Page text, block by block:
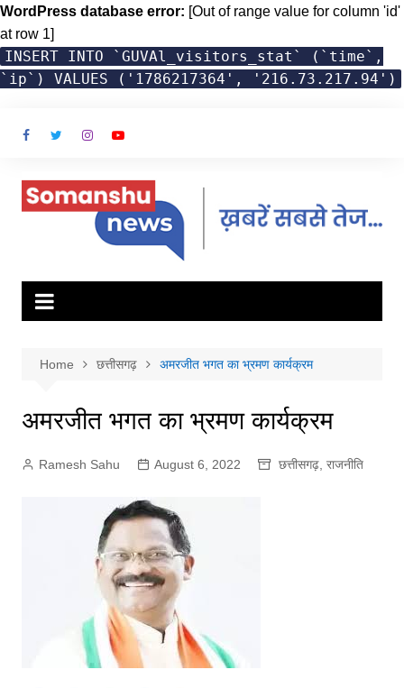
WordPress database error: [Out of range value for column 'id'
at row 1]
INSERT INTO `GUVAl_visitors_stat` (`time`,
`ip`) VALUES ('1786217364', '216.73.217.94')
Home छत्तीसगढ़ अमरजीत भगत का भ्रमण कार्यक्रम
अमरजीत भगत का भ्रमण कार्यक्रम
Ramesh Sahu August 6, 2022 छत्तीसगढ़, राजनीति